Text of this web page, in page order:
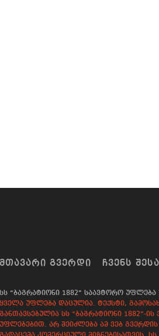
ᲛᲗᲐᲕᲐᲠᲘ ᲒᲕᲔᲠᲓᲘ ᲩᲕᲔᲜᲡ
სს “ბაგრატიონი 1882” საავტორო უფლება
ყველა უფლება დაცულია. ტექსტი,
განთავსებულია სს “ბაგრატიონი 1882”-
უფლებებით. არ შეიძლება ამ ვებ